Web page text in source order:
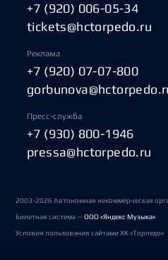
+7 (920) 006-05-34
tickets@hctorpedo.ru
Реклама
+7 (920) 07-07-800
Пресс-служба
+7 (930) 800-1946
pressa@hctorpedo.ru
2003-2026 Автономная некоммерческая
Билетная система —ООО «Яндекс Музыка»
Условия пользования сайтами ХК «Торпедо»